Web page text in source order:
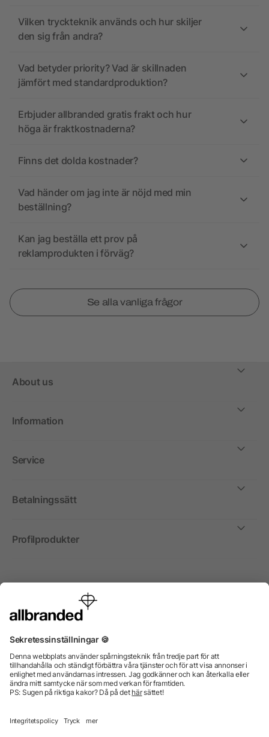
Vilken tryckteknik används och hur skiljer
den sig från andra?
Vad betyder priority? Vad är skillnaden
jämfört med standardproduktion?
Erbjuder allbranded gratis frakt och hur
höga är fraktkostnaderna?
Finns det dolda kostnader?
Vad händer om jag inte är nöjd med min
beställning?
Kan jag beställa ett prov på
reklamprodukten i förväg?
Se alla vanliga frågor
About us
Information
Service
Betalningssätt
Profilprodukter
Internationellt
enbart till företag, institutioner, föreningar och